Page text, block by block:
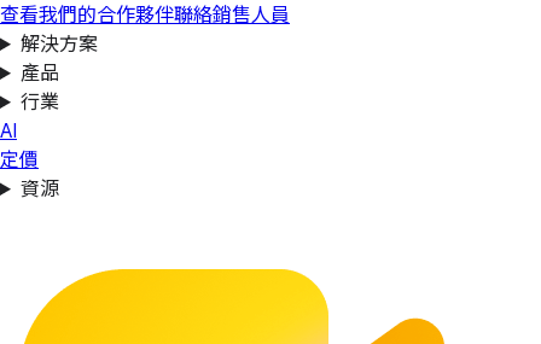
查看我們的合作夥伴聯絡銷售人員
解決方案
產品
行業
AI
定價
資源